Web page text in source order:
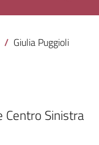
/ Giulia Puggioli
Centro Sinistra